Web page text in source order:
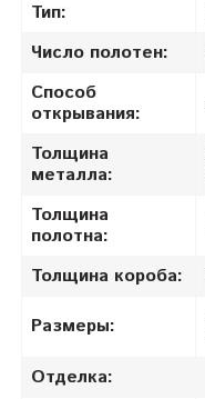
Тип:
Число полотен:
Способ
открывания:
Толщина
металла:
Толщина
полотна:
Толщина короба:
Размеры:
Отделка: